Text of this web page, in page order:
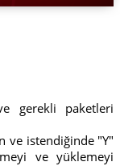
gerekli paketleri
ve istendiğinde "Y"
ve yüklemeyi